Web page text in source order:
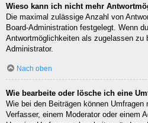
Wieso kann ich nicht mehr
Die maximal zulässige Anzahl von
Board-Administration festgelegt. Wenn
Antwortmöglichkeiten als zugelassen zu
Administrator.
Nach oben
Wie bearbeite oder lösche ich eine
Wie bei den Beiträgen können Umfragen
Verfasser, einem Moderator oder einem